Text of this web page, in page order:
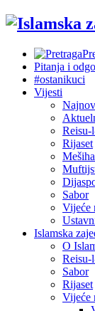
Pitanja i
#ostanikuci
Vijesti
Reisu-
Rijaset
Sabor
Vijeće
Islamska
O
Reisu-
Sabor
Rijaset
Vijeće